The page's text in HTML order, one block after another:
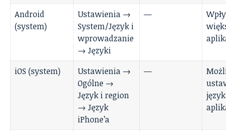
Android
(system)
Ustawienia →
System/Język i
wprowadzanie
→ Języki
—
iOS (system)
Ustawienia →
Ogólne →
Język i region
→ Język
iPhone’a
—